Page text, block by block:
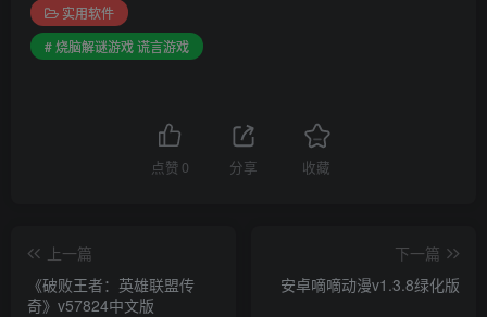
实用软件
# 烧脑解谜游戏 谎言游戏
点赞 0 分享 收藏
上一篇
《破败王者：英雄联盟传
奇》v57824中文版
下一篇
安卓嘀嘀动漫v1.3.8绿化版